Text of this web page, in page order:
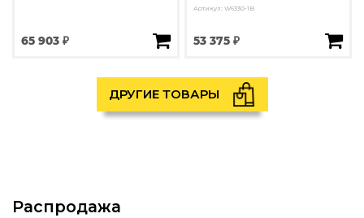
65 903 ₽
Артикул: W6330-1B
53 375 ₽
ДРУГИЕ ТОВАРЫ
Распродажа